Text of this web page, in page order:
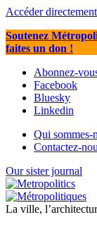
Accéder
Soutenez
faites un don !
Abonnez-
Facebook
Bluesky
Linkedin
Qui sommes-
Contactez-
Our sister journal
La ville,